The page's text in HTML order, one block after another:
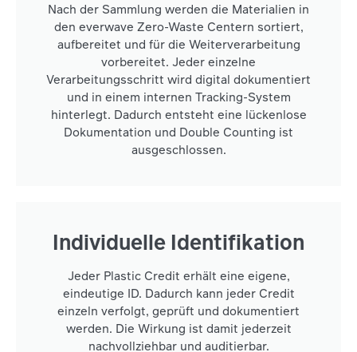
Nach der Sammlung werden die Materialien in
den everwave Zero-Waste Centern sortiert,
aufbereitet und für die Weiterverarbeitung
vorbereitet. Jeder einzelne
Verarbeitungsschritt wird digital dokumentiert
und in einem internen Tracking-System
hinterlegt. Dadurch entsteht eine lückenlose
Dokumentation und Double Counting ist
ausgeschlossen.
Individuelle Identifikation
Jeder Plastic Credit erhält eine eigene,
eindeutige ID. Dadurch kann jeder Credit
einzeln verfolgt, geprüft und dokumentiert
werden. Die Wirkung ist damit jederzeit
nachvollziehbar und auditierbar.